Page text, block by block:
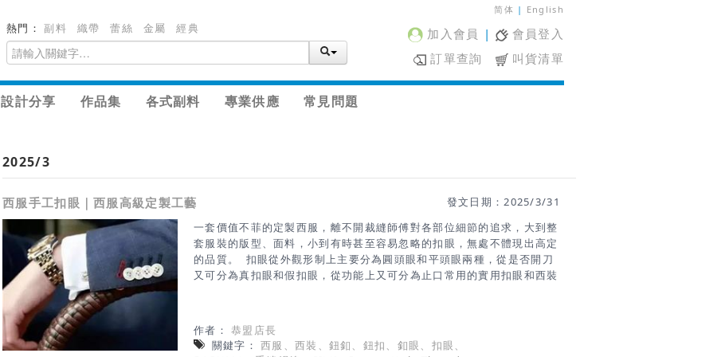
熱門：副料 織帶 蕾絲 金屬 經典
简体 | English
加入會員 |
會員登入
訂單查詢
叫貨清單
設計分享 作品集 各式副料 專業供應 常見問題
2025/3
西服手工扣眼｜西服高級定製工藝
發文日期：2025/3/31
一套價值不菲的定製西服，離不開裁縫師傅對各部位細節的追求，大到整
套服裝的版型、面料，小到有時甚至容易忽略的扣眼，無處不體現出高定
的品質。 扣眼從外觀形制上主要分為圓頭眼和平頭眼兩種，從是否開刀
又可分為真扣眼和假扣眼，從功能上又可分為止口常用的實用扣眼和西裝
上和文化內涵上卻給人不一樣的視覺感受和心裡感受。下面通過圖片欣賞
一下手工鎖縫的扣眼和機器鎖縫的扣眼的區別吧 如何區分扣眼是手工
作者：恭盟店長
關鍵字：西服、西裝、鈕釦、鈕扣、釦眼、扣眼、